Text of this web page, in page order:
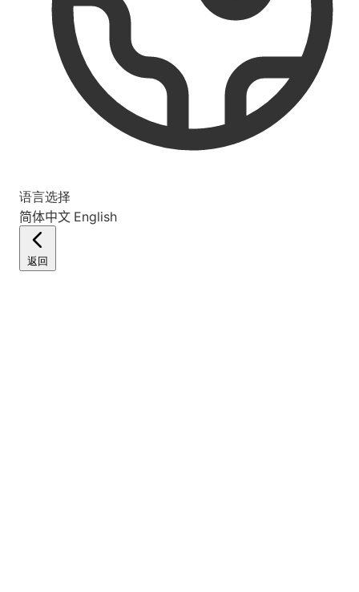
语言选择
简体中文 English
返回